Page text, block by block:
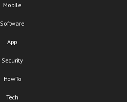
Mobile
Software
App
Security
HowTo
Tech